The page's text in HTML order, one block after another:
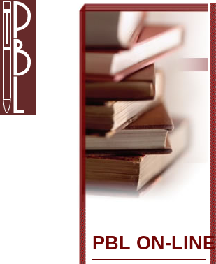
PBL ON-LINE